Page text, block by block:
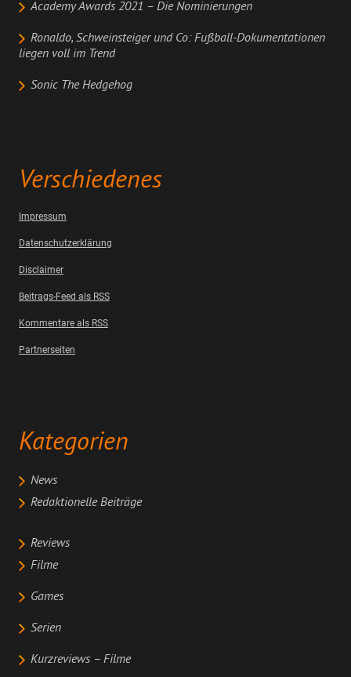
Academy Awards 2021 – Die Nominierungen
Ronaldo, Schweinsteiger und Co: Fußball-Dokumentationen
liegen voll im Trend
Sonic The Hedgehog
Verschiedenes
Impressum
Datenschutzerklärung
Disclaimer
Beitrags-Feed als RSS
Kommentare als RSS
Partnerseiten
Kategorien
News
Redaktionelle Beiträge
Reviews
Filme
Games
Serien
Kurzreviews – Filme